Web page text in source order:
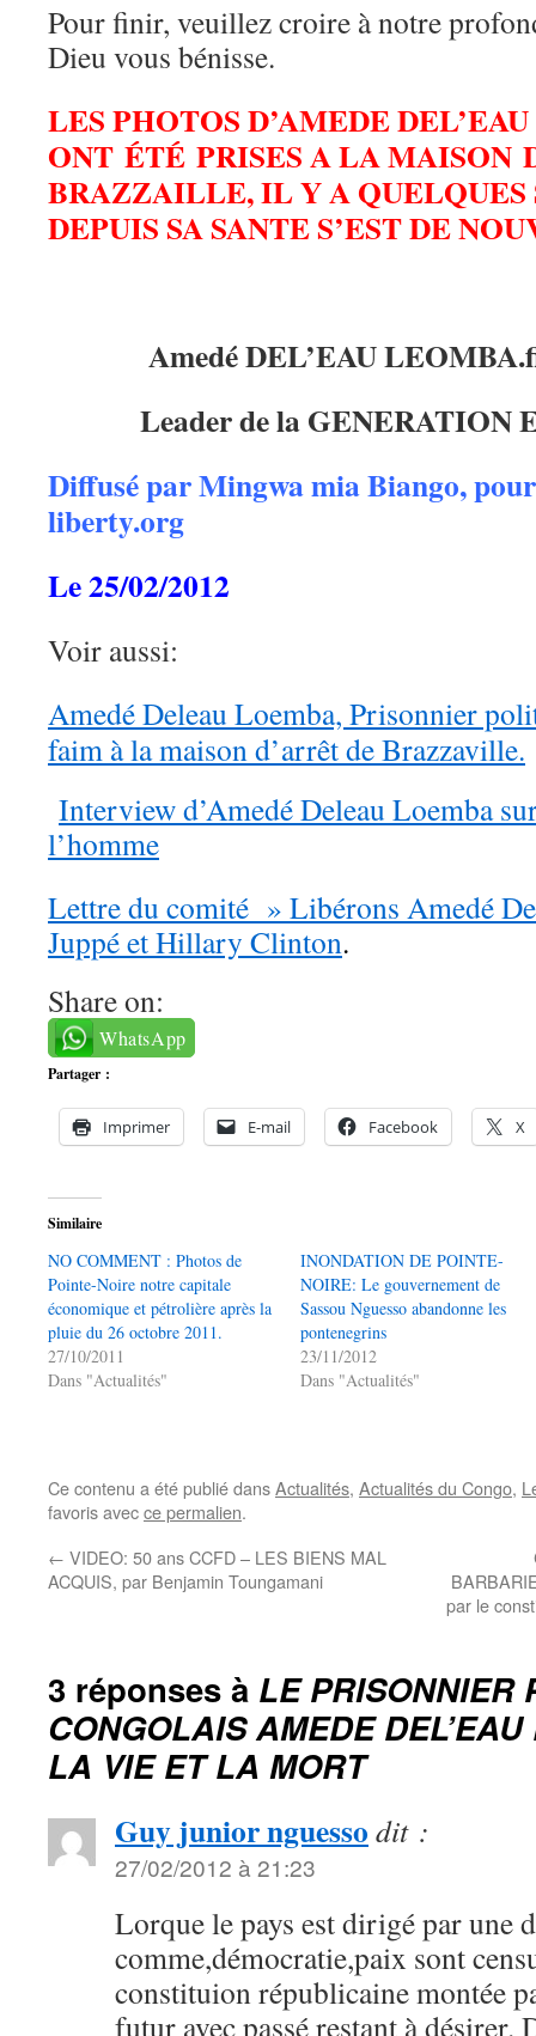
Pour finir, veuillez croire à notre
Dieu vous bénisse.
LES PHOTOS D’AMEDE
ONT ÉTÉ PRISES A LA MAISON
BRAZZAILLE, IL Y A QUELQUES
DEPUIS SA SANTE S’EST DE
Amedé DEL’EAU
Leader de la GENERATION
Diffusé par Mingwa mia Biango,
liberty.org
Le 25/02/2012
Voir aussi:
Amedé Deleau Loemba, Prisonnier
faim à la maison d’arrêt de Brazzaville.
Interview d’Amedé Deleau Loemba
l’homme
Lettre du comité » Libérons Amedé
Juppé et Hillary Clinton.
Share on:
WhatsApp
Partager :
Imprimer E-mail Facebook X
Similaire
NO COMMENT : Photos de
Pointe-Noire notre capitale
économique et pétrolière après la
pluie du 26 octobre 2011.
27/10/2011
Dans "Actualités"
INONDATION DE POINTE-
NOIRE: Le gouvernement de
Sassou Nguesso abandonne les
pontenegrins
23/11/2012
Dans "Actualités"
Ce contenu a été publié dansActualités, Actualités du Congo,
favoris avecce permalien.
← VIDEO: 50 ans CCFD – LES BIENS MAL
ACQUIS, par Benjamin Toungamani
par le
3 réponses à LE PRISONNIER
CONGOLAIS AMEDE
LA VIE ET LA MORT
Guy junior nguesso dit :
27/02/2012 à 21:23
Lorque le pays est dirigé par une
comme,démocratie,paix sont
constituion républicaine montée
futur avec passé restant à désirer.